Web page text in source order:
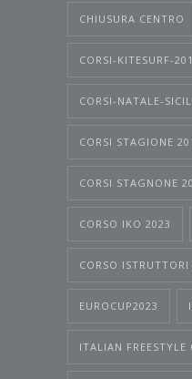
CHIUSURA CENTRO
CORSI-KITESURF-
CORSI-NATALE-
CORSI STAGIONE
CORSI STAGNONE
CORSO IKO 2023
CORSO ISTRUTTORI
EUROCUP2023
ITALIAN FREESTYLE